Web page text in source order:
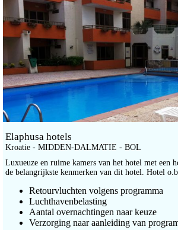
Elaphusa hotels
Kroatie - MIDDEN-DALMATIE - BOL
Luxueuze en ruime kamers van het hotel met een
de belangrijkste kenmerken van dit hotel. Hotel
Retourvluchten volgens programma
Luchthavenbelasting
Aantal overnachtingen naar keuze
Verzorging naar aanleiding van